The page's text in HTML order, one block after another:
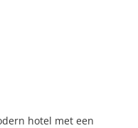
hotel met een